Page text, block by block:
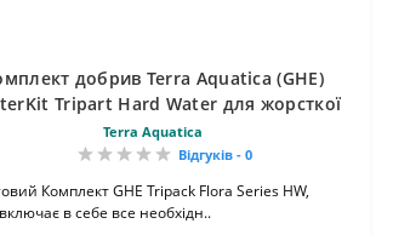
добрив Terra Aquatica (GHE)
Tripart Hard Water для жорсткої
води
Terra Aquatica
Відгуків - 0
Комплект GHE Tripack Flora Series HW,
в себе все необхідн..